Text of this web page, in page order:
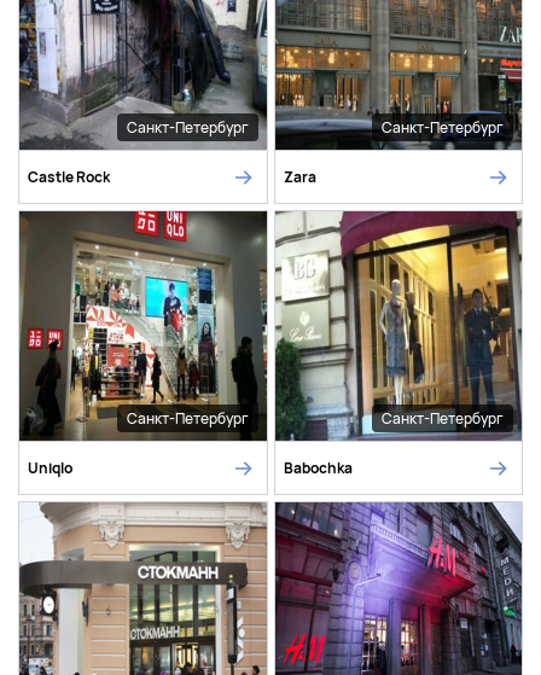
Санкт-Петербург
Castle Rock
Санкт-Петербург
Zara
Санкт-Петербург
Uniqlo
Санкт-Петербург
Babochka